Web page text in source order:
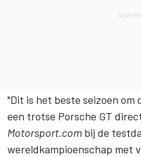
"Dit is het beste seizoen
een trotse Porsche GT
Motorsport.com bij de
wereldkampioenschap met